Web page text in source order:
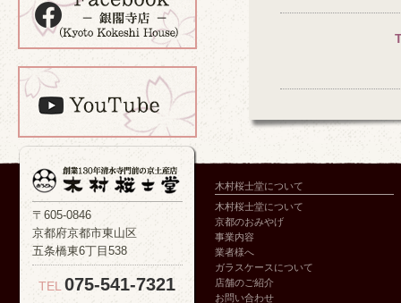
〒605-0846
京都府京都市東山区
五条橋東6丁目538
TEL075-541-7321
木村桜士堂について
木村桜士堂について
京都のおみやげ
事業内容
業者様へ
ガラスケースについて
店舗のご紹介
お問い合わせ